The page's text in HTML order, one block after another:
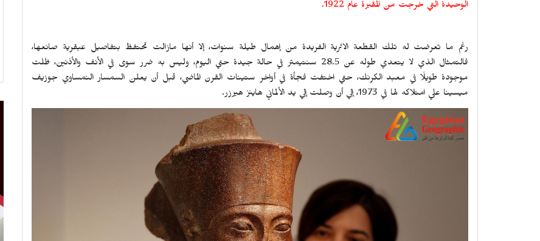
الوحيدة التي خرجت من المقبرة عام 1922.
رغم ما تعرضت له تلك القطعة الاثرية الفريدة من إهمال طيلة سنوات، إلا أنها مازالت تحتفظ بتفاصيل عبقرية صانعها،
فالتمثال الذي لا يتعدي طوله عن 28.5 سنتيمتر في حالة جيدة حتي اليوم، وليس به ضرر سوى في الأنف والأذنين، ظلت
موجودة طويلًا في معبد الكرنك، حتي اختفت فجأة في أواخر ستينات القرن الماضي، قبل أن يعلن السمسار النمساوي جوزيف
ميسينا علي امتلاكه لها في 1973، إلي أن وصلت إلي يد الألماني هاينز هيرزر.